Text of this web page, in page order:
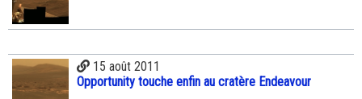
15 août 2011
Opportunity touche enfin au cratère Endeavour